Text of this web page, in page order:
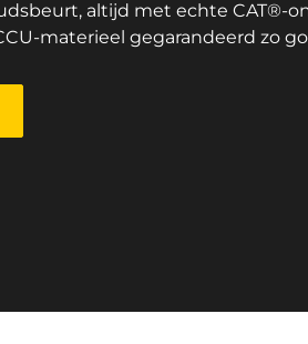
altijd met echte CAT®-
materieel gegarandeerd zo